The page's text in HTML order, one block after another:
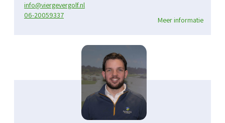
info@viergevergolf.nl
06-20059337
Meer informatie